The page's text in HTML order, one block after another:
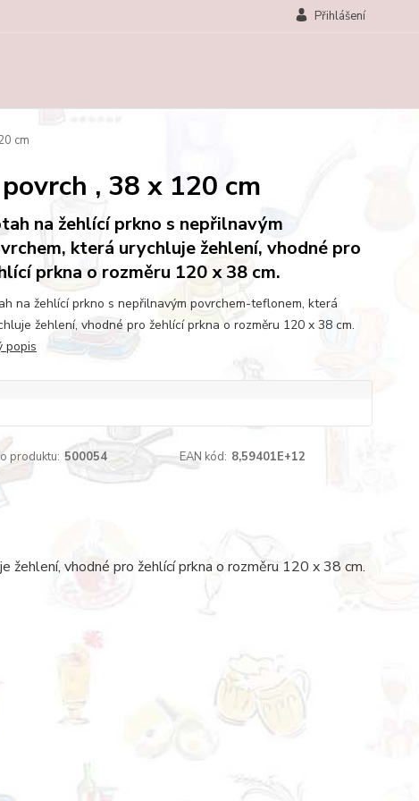
Přihlášení
cm
, 38 x 120 cm
na žehlící prkno s nepřilnavým
která urychluje žehlení, vhodné pro
prkna o rozměru 120 x 38 cm.
na žehlící prkno s nepřilnavým povrchem-teflonem, která
žehlení, vhodné pro žehlící prkna o rozměru 120 x 38 cm.
popis
produktu: 500054 EAN kód: 8,59401E+12
žehlení, vhodné pro žehlící prkna o rozměru 120 x 38 cm.